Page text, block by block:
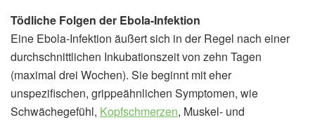
Tödliche Folgen der Ebola-Infektion
Eine Ebola-Infektion äußert sich in der Regel nach einer
durchschnittlichen Inkubationszeit von zehn Tagen
(maximal drei Wochen). Sie beginnt mit eher
unspezifischen, grippeähnlichen Symptomen, wie
Schwächegefühl, Kopfschmerzen, Muskel- und